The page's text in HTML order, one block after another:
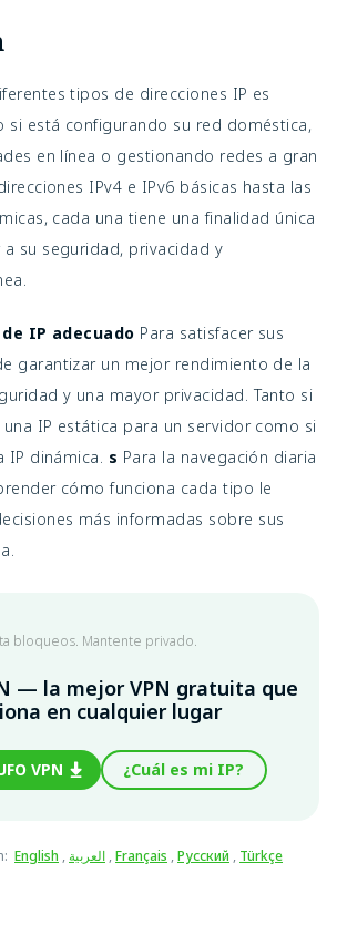
tipos de direcciones IP es
si está configurando su red doméstica,
en línea o gestionando redes a gran
IPv4 e IPv6 básicas hasta las
cada una tiene una finalidad única
su seguridad, privacidad y
IP adecuado Para satisfacer sus
garantizar un mejor rendimiento de la
y una mayor privacidad. Tanto si
IP estática para un servidor como si
IP dinámica. s Para la navegación diaria
cómo funciona cada tipo le
más informadas sobre sus
bloqueos. Mantente privado.
— la mejor VPN gratuita que
en cualquier lugar
VPN ¿Cuál es mi IP?
: English , العربية ,Français ,Русский , Türkçe